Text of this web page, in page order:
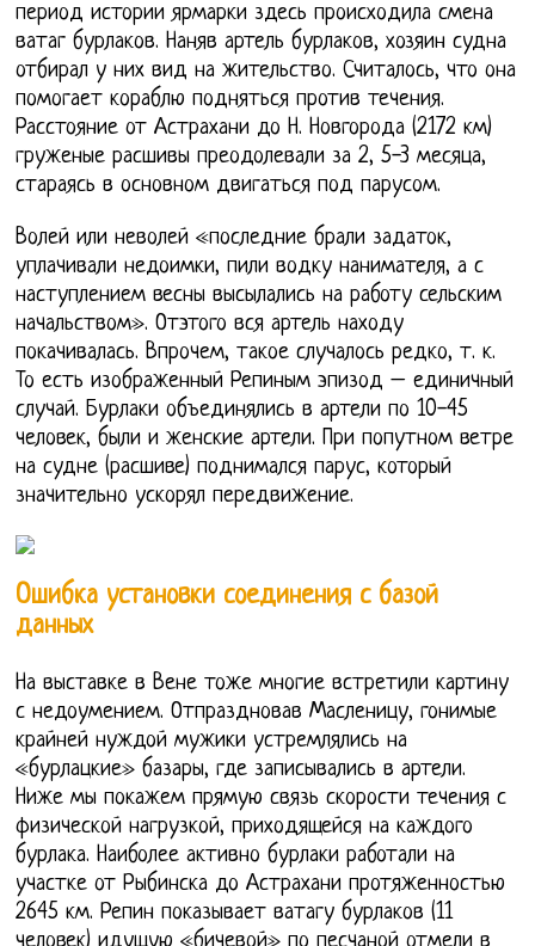
период истории ярмарки здесь происходила смена
ватаг бурлаков. Наняв артель бурлаков, хозяин судна
отбирал у них вид на жительство. Считалось, что она
помогает кораблю подняться против течения.
Расстояние от Астрахани до Н. Новгорода (2172 км)
груженые расшивы преодолевали за 2, 5-3 месяца,
стараясь в основном двигаться под парусом.
Волей или неволей «последние брали задаток,
уплачивали недоимки, пили водку нанимателя, а с
наступлением весны высылались на работу сельским
начальством». Отэтого вся артель находу
покачивалась. Впрочем, такое случалось редко, т. к.
То есть изображенный Репиным эпизод – единичный
случай. Бурлаки объединялись в артели по 10-45
человек, были и женские артели. При попутном ветре
на судне (расшиве) поднимался парус, который
значительно ускорял передвижение.
Ошибка установки соединения с базой
данных
На выставке в Вене тоже многие встретили картину
с недоумением. Отпраздновав Масленицу, гонимые
крайней нуждой мужики устремлялись на
«бурлацкие» базары, где записывались в артели.
Ниже мы покажем прямую связь скорости течения с
физической нагрузкой, приходящейся на каждого
бурлака. Наиболее активно бурлаки работали на
участке от Рыбинска до Астрахани протяженностью
2645 км. Репин показывает ватагу бурлаков (11